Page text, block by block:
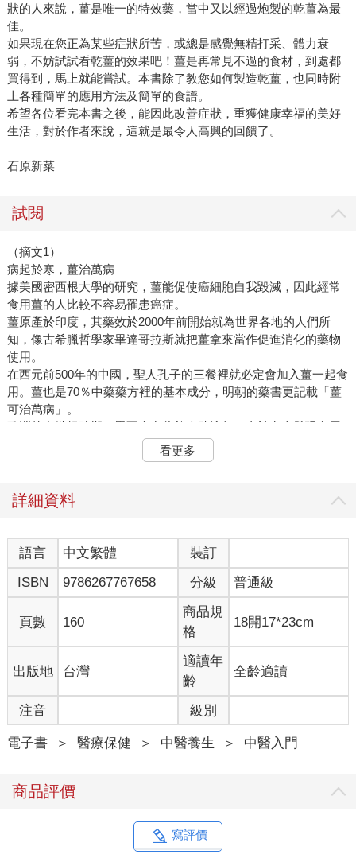
狀的人來說，薑是唯一的特效藥，當中又以經過炮製的乾薑為最
佳。
如果現在您正為某些症狀所苦，或總是感覺無精打采、體力衰
弱，不妨試試看乾薑的效果吧！薑是再常見不過的食材，到處都
買得到，馬上就能嘗試。本書除了教您如何製造乾薑，也同時附
上各種簡單的應用方法及簡單的食譜。
希望各位看完本書之後，能因此改善症狀，重獲健康幸福的美好
生活，對於作者來說，這就是最令人高興的回饋了。
石原新菜
試閱
（摘文1）
病起於寒，薑治萬病
據美國密西根大學的研究，薑能促使癌細胞自我毀滅，因此經常
食用薑的人比較不容易罹患癌症。
薑原產於印度，其藥效於2000年前開始就為世界各地的人們所
知，像古希臘哲學家畢達哥拉斯就把薑拿來當作促進消化的藥物
使用。
在西元前500年的中國，聖人孔子的三餐裡就必定會加入薑一起食
用。薑也是70％中藥藥方裡的基本成分，明朝的藥書更記載「薑
可治萬病」。
歐洲的中世紀時期，黑死病在倫敦大肆流行，由於有人發現食用
薑能避免感染，掀起了吃薑的熱潮，生薑麵包也因此誕生。可以
說，自人類有歷史以來，薑就一直守護著我們每個人的健康。
的10倍以上，對於各種病症及身體上的不適更加有效。此外，它
炮製能提升薑辣素和薑烯酚的效果
既然生薑的效果已經這麼好，為什麼還要特地將它炮製過呢？
因為，透過加熱可以更加提升薑的保溫效果。對於古人在數千前
年就有這種智慧，我只能佩服得五體投地。
薑雖然具備多種藥效，最強的卻是保溫效果，對於寒氣入侵及身
體冰冷的人來說，薑簡直就是救命良藥。古時候的人為了找出薑
的最大藥效，不知道經歷了多少次的試驗及試藥。
最為人所知、也是西方醫學經常會用到的中藥藥方，是小柴胡湯
等的柴胡湯類。柴胡湯類包括小柴胡湯、大柴胡湯、柴胡桂枝
湯、柴胡桂枝乾薑湯等，當中對體弱的人補養效果最佳的，就是
柴胡桂枝乾薑湯。
佳的補養效果，而且在很早以前就為人所使用。
具體地來說，薑擁有薑辣素（Gingerol）及薑烯酚（Shogaol）這
兩種成分，也是薑的功效來源，而生薑中的薑辣素是薑烯酚的數
看更多
詳細資料
語言 中文繁體
裝訂
ISBN
9786267767658 分級 普通級
頁數 160
商品規
格
18開17*23cm
出版地 台灣
適讀年
齡
全齡適讀
注音 級別
電子書 ＞ 醫療保健 ＞ 中醫養生 ＞ 中醫入門
商品評價
寫評價